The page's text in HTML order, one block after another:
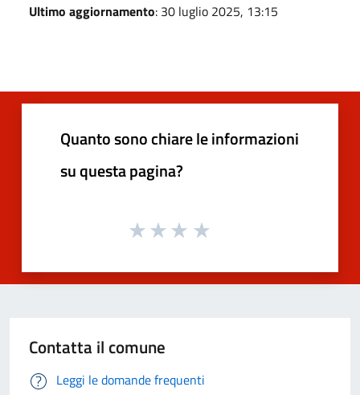
Ultimo aggiornamento: 30 luglio 2025, 13:15
Quanto sono chiare le informazioni
su questa pagina?
Contatta il comune
Leggi le domande frequenti